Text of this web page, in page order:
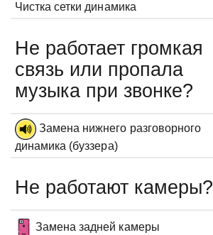
Чистка сетки динамика
Не работает громкая
связь или пропала
музыка при звонке?
Замена нижнего разговорного
динамика (буззера)
Не работают камеры?
Замена задней камеры